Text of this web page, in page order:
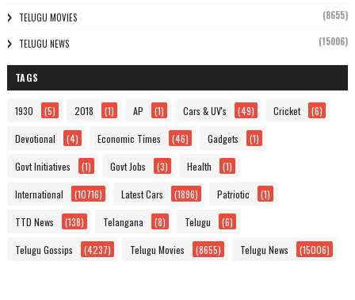
TELUGU MOVIES (8655)
TELUGU NEWS (15006)
TAGS
1930 (5) 2018 (1) AP (1) Cars & UV's (49) Cricket (6)
Devotional (4) Economic Times (46) Gadgets (1)
Govt Initiatives (1) Govt Jobs (3) Health (1)
International (10716) Latest Cars (1896) Patriotic (1)
TTD News (138) Telangana (8) Telugu (6)
Telugu Gossips (4237) Telugu Movies (8655) Telugu News (15006)